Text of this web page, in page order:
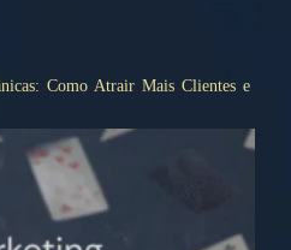
Como Atrair Mais Clientes e